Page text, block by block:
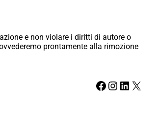
e non violare i diritti di autore o
prontamente alla rimozione
Facebook Instagram LinkedIn X